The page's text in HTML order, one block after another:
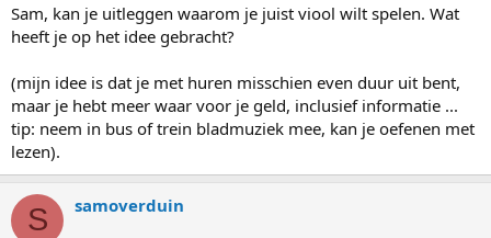
Sam, kan je uitleggen waarom je juist viool wilt spelen. Wat
heeft je op het idee gebracht?
(mijn idee is dat je met huren misschien even duur uit bent,
maar je hebt meer waar voor je geld, inclusief informatie ...
tip: neem in bus of trein bladmuziek mee, kan je oefenen met
lezen).
S samoverduin